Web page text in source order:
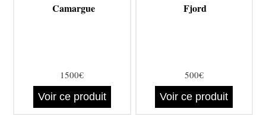
Camargue
1500€
Voir ce produit
Fjord
500€
Voir ce produit